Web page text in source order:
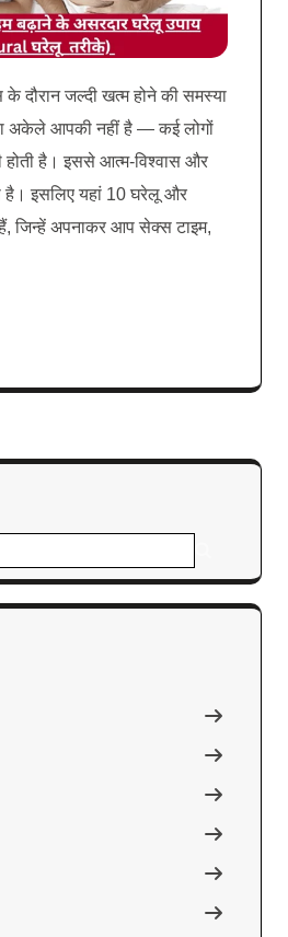
जल्दी खत्म होने की समस्या
अकेले आपकी नहीं है — कई लोगों
होती है। इससे आत्म-विश्वास और
है। इसलिए यहां 10 घरेलू और
जिन्हें अपनाकर आप सेक्स टाइम,